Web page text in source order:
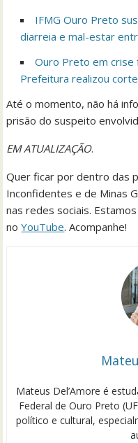
IFMG Ouro Preto
diarreia e mal-estar
Ouro Preto em crise
Prefeitura realizou
Até o momento, não há
prisão do suspeito
EM ATUALIZAÇÃO.
Quer ficar por dentro das
Inconfidentes e de Minas
nas redes sociais.
noYouTube. Acompanhe!
Mateus Del’Amore é
Federal de Ouro Preto
político e cultural,